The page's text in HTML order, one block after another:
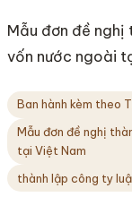
Mẫu đơn đề nghị
vốn nước ngoài
Ban hành kèm theo
Mẫu đơn đề nghị
tại Việt Nam
thành lập công ty